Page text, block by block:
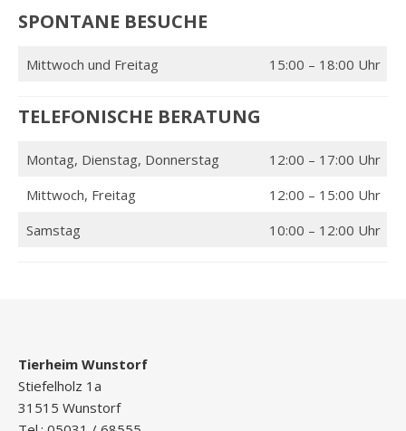
SPONTANE BESUCHE
Mittwoch und Freitag 15:00 – 18:00 Uhr
TELEFONISCHE BERATUNG
Montag, Dienstag, Donnerstag
12:00 – 17:00 Uhr
Mittwoch, Freitag
12:00 – 15:00 Uhr
Samstag
10:00 – 12:00 Uhr
Tierheim Wunstorf
Stiefelholz 1a
31515 Wunstorf